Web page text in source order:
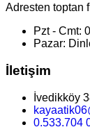
Adresten toptan
Pzt - Cmt:
Pazar:
İletişim
İvedikköy
0.533.704